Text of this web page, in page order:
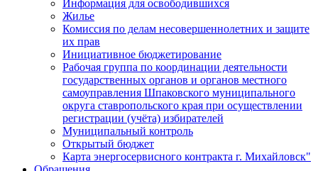
Информация для освободившихся
Жилье
Комиссия по делам несовершеннолетних и защите
их прав
Инициативное бюджетирование
Рабочая группа по координации деятельности
государственных органов и органов местного
самоуправления Шпаковского муниципального
округа ставропольского края при осуществлении
регистрации (учёта) избирателей
Муниципальный контроль
Открытый бюджет
Карта энергосервисного контракта г. Михайловск"